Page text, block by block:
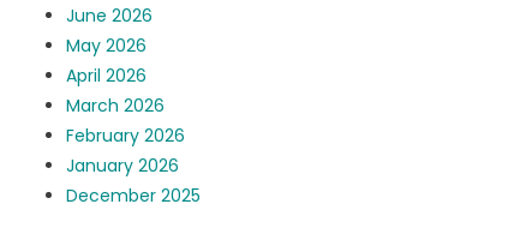
June 2026
May 2026
April 2026
March 2026
February 2026
January 2026
December 2025